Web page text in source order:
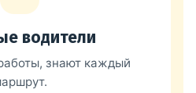
водители
знают каждый